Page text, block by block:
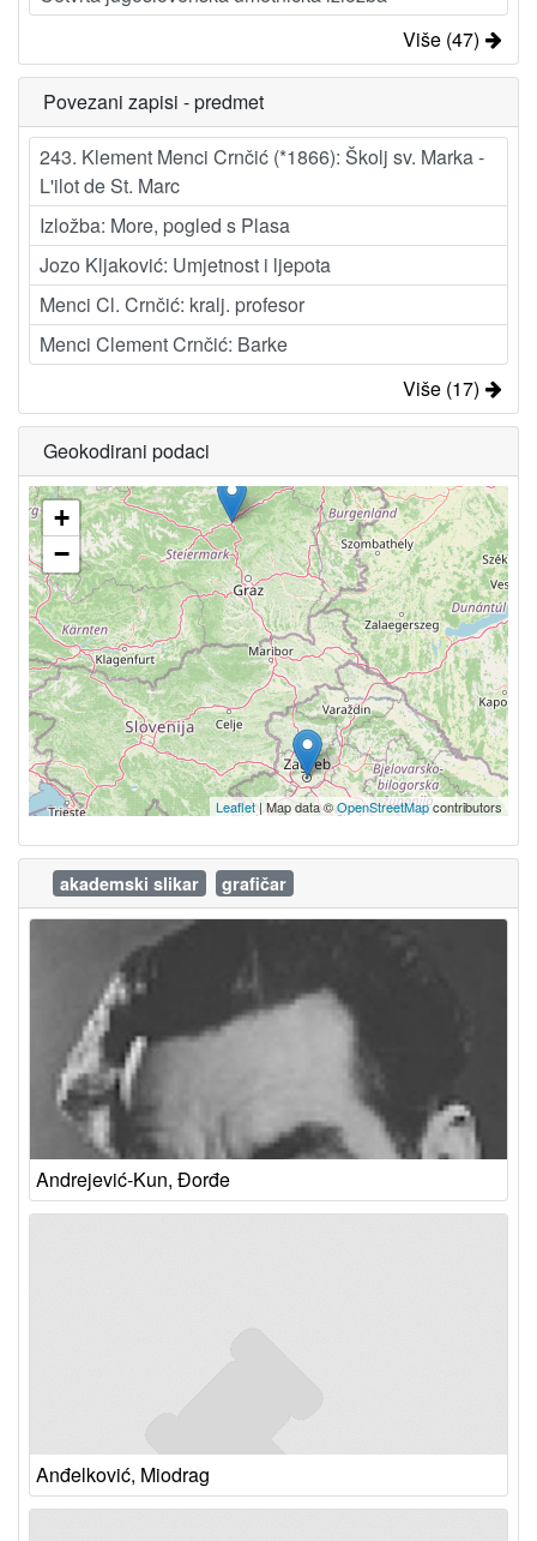
Više (47)
Povezani zapisi - predmet
243. Klement Menci Crnčić (*1866): Školj sv. Marka -
L'ilot de St. Marc
Izložba: More, pogled s Plasa
Jozo Kljaković: Umjetnost i ljepota
Menci Cl. Crnčić: kralj. profesor
Menci Clement Crnčić: Barke
Više (17)
Geokodirani podaci
+
−
Leaflet | Map data ©OpenStreetMapcontributors
akademski slikar grafičar
Andrejević-Kun, Đorđe
Anđelković, Miodrag